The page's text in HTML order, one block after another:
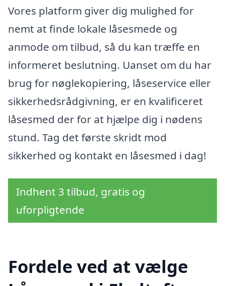
Vores platform giver dig mulighed for
nemt at finde lokale låsesmede og
anmode om tilbud, så du kan træffe en
informeret beslutning. Uanset om du har
brug for nøglekopiering, låseservice eller
sikkerhedsrådgivning, er en kvalificeret
låsesmed der for at hjælpe dig i nødens
stund. Tag det første skridt mod
sikkerhed og kontakt en låsesmed i dag!
Indhent 3 tilbud, gratis og
uforpligtende
Fordele ved at vælge